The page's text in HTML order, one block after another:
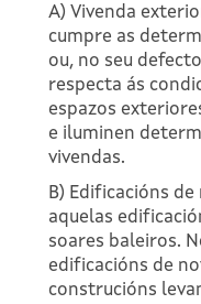
A) Vivenda
cumpre as
ou, no seu
respecta ás
espazos
e iluminen
vivendas.
B) Edificacións
aquelas
soares baleiros.
edificacións de
construcións